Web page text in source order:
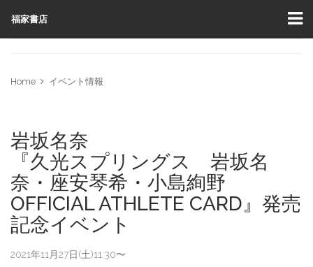
福家書店
Home イベント情報
岩坂名奈
『久光スプリングス 岩坂名
奈・座安琴希・小島絢野
OFFICIAL ATHLETE CARD』発売
記念イベント
2021年11月27日(土)11:30〜